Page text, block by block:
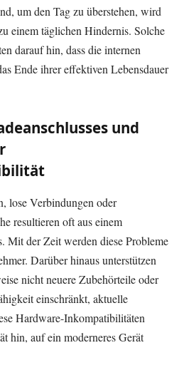
um den Tag zu überstehen, wird
einem täglichen Hindernis. Solche
darauf hin, dass die internen
Ende ihrer effektiven Lebensdauer
und
lose Verbindungen oder
resultieren oft aus einem
Mit der Zeit werden diese Probleme
Darüber hinaus unterstützen
nicht neuere Zubehörteile oder
einschränkt, aktuelle
Hardware-Inkompatibilitäten
hin, auf ein moderneres Gerät